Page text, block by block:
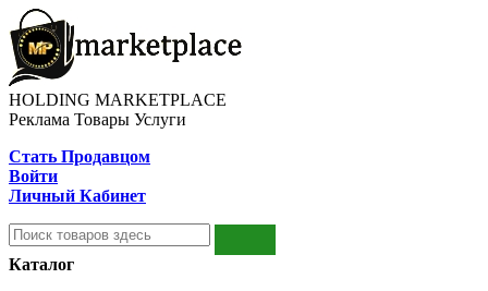
HOLDING MARKETPLACE
Реклама Товары Услуги
Стать Продавцом
Войти
Личный Кабинет
Каталог